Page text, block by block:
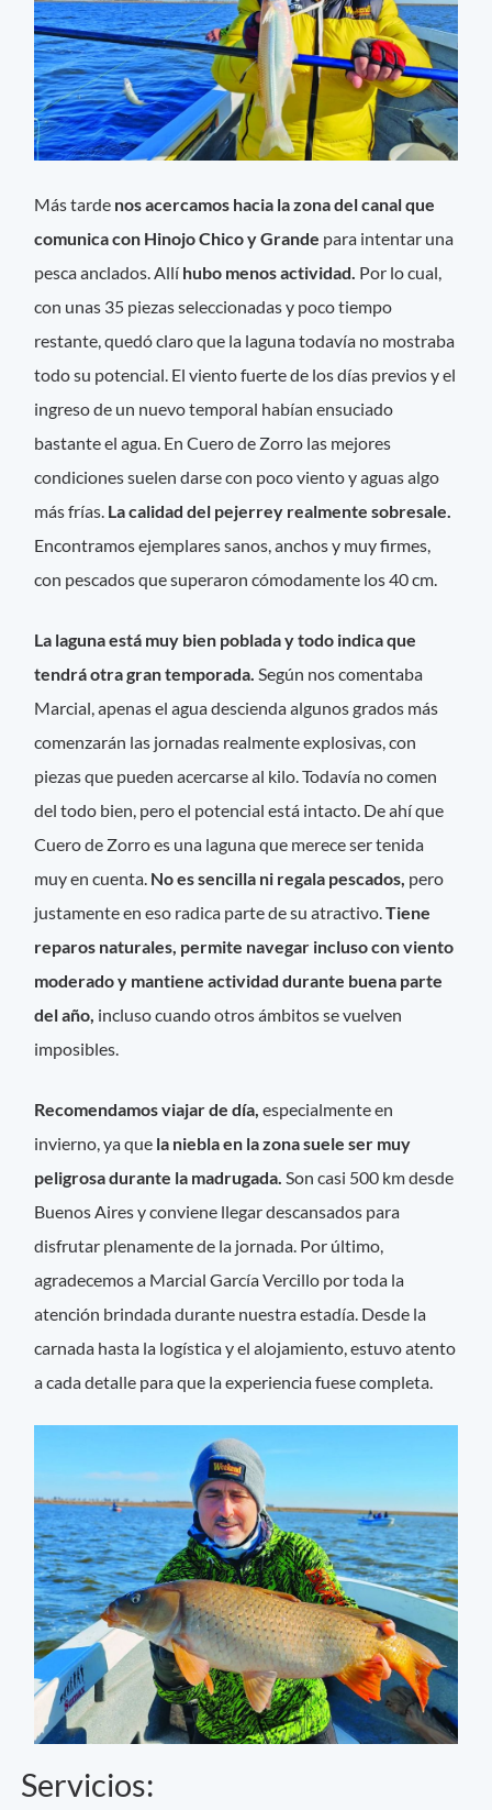
Más tarde nos acercamos hacia la zona del canal que
comunica con Hinojo Chico y Grande para intentar una
pesca anclados. Allí hubo menos actividad. Por lo cual,
con unas 35 piezas seleccionadas y poco tiempo
restante, quedó claro que la laguna todavía no mostraba
todo su potencial. El viento fuerte de los días previos y el
ingreso de un nuevo temporal habían ensuciado
bastante el agua. En Cuero de Zorro las mejores
condiciones suelen darse con poco viento y aguas algo
más frías. La calidad del pejerrey realmente sobresale.
Encontramos ejemplares sanos, anchos y muy firmes,
con pescados que superaron cómodamente los 40 cm.
La laguna está muy bien poblada y todo indica que
tendrá otra gran temporada.Según nos comentaba
Marcial, apenas el agua descienda algunos grados más
comenzarán las jornadas realmente explosivas, con
piezas que pueden acercarse al kilo. Todavía no comen
del todo bien, pero el potencial está intacto. De ahí que
Cuero de Zorro es una laguna que merece ser tenida
muy en cuenta. No es sencilla ni regala pescados, pero
justamente en eso radica parte de su atractivo.Tiene
reparos naturales, permite navegar incluso con viento
moderado y mantiene actividad durante buena parte
del año, incluso cuando otros ámbitos se vuelven
imposibles.
Recomendamos viajar de día, especialmente en
invierno, ya que la niebla en la zona suele ser muy
peligrosa durante la madrugada. Son casi 500 km desde
Buenos Aires y conviene llegar descansados para
disfrutar plenamente de la jornada. Por último,
agradecemos a Marcial García Vercillo por toda la
atención brindada durante nuestra estadía. Desde la
carnada hasta la logística y el alojamiento, estuvo atento
a cada detalle para que la experiencia fuese completa.
Servicios: